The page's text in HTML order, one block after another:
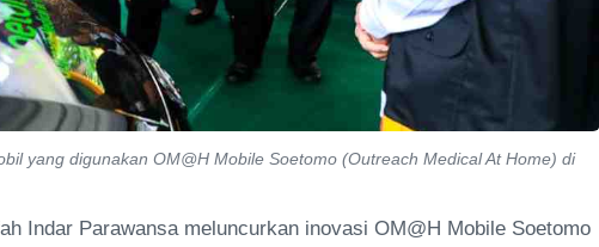
yang digunakan OM@H Mobile Soetomo (Outreach Medical At Home) di
Indar Parawansa meluncurkan inovasi OM@H Mobile Soetomo